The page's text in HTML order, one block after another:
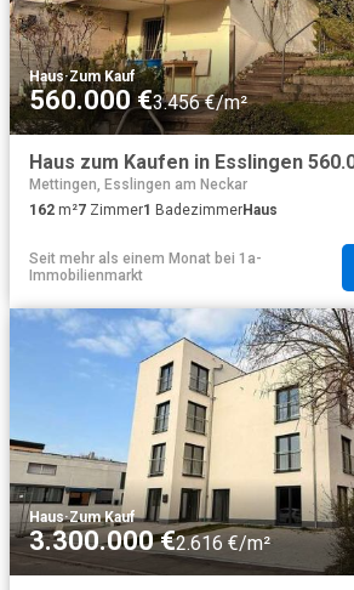
Haus·Zum Kauf
560.000 €3.456 €/m²
Mettingen, Esslingen am Neckar
162 m²7 Zimmer1 BadezimmerHaus
Seit mehr als einem Monat bei 1a-
Immobilienmarkt
Haus·Zum Kauf
3.300.000 €2.616 €/m²